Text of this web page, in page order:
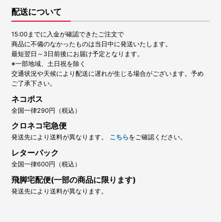
配送について
15:00までに入金が確認できたご注文で
商品に不備のなかったものは当日中に発送いたします。
最短翌日～3日前後にお届け予定となります。
※一部地域、土日祝を除く
交通状況や天候により配送に遅れが生じる場合がございます。予め
ご了承下さい。
ネコポス
全国一律290円（税込）
クロネコ宅急便
発送先により送料が異なります。 こちらをご確認ください。
レターパック
全国一律600円（税込）
飛脚宅配便(一部の商品に限ります)
発送先により送料が異なります。